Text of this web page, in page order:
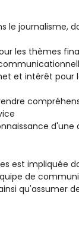
le journalisme,
les thèmes
et intérêt
d'une
est impliquée
de
qu'assumer